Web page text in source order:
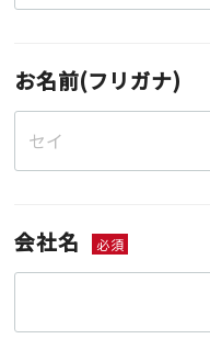
お名前(フリガナ)
会社名 必須